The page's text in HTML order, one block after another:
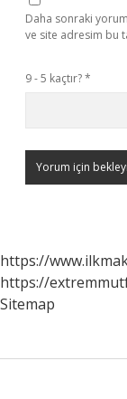
Daha sonraki
ve site adresim bu
9 - 5 kaçtır?*
https://
https://
Sitemap